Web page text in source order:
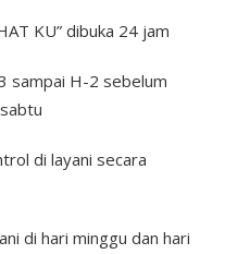
KU” dibuka 24 jam
sampai H-2 sebelum
di layani secara
di hari minggu dan hari